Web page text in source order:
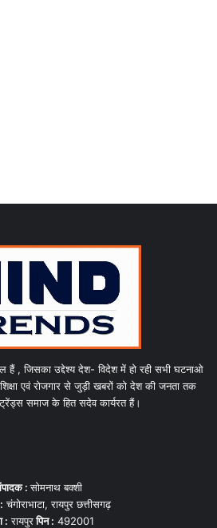
हैं , जिसका उद्देश्य देश- विदेश में हो रही सभी घटनाओ
एवं रोजगार से जुड़ी खबरों को देश की जनता तक
ट्रेंड्स समाज के हित सदेव कार्यरत हैं।
:सोमनाथ बक्शी
चंगोराभाटा, रायपुर छत्तीसगढ़
: रायपुरपिन : 492001